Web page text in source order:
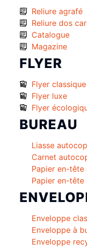
Reliure agrafé
Reliure dos
Catalogue
Magazine
FLYER
Flyer classique
Flyer luxe
Flyer
BUREAU
Liasse
Carnet
Papier en-tête
Papier en-tête
Enveloppe
Enveloppe à
Enveloppe